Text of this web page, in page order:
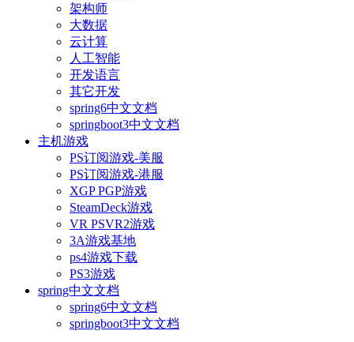
架构师
大数据
云计算
人工智能
开发语言
其它开发
spring6中文文档
springboot3中文文档
主机游戏
PS订阅游戏-美服
PS订阅游戏-港服
XGP PGP游戏
SteamDeck游戏
VR PSVR2游戏
3A游戏基地
ps4游戏下载
PS3游戏
spring中文文档
spring6中文文档
springboot3中文文档